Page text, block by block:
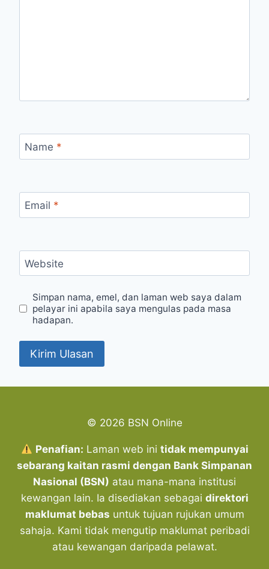
Name *
Email *
Website
Simpan nama, emel, dan laman web saya dalam
pelayar ini apabila saya mengulas pada masa
hadapan.
© 2026 BSN Online
Penafian: Laman web ini tidak mempunyai
sebarang kaitan rasmi dengan Bank Simpanan
Nasional (BSN) atau mana-mana institusi
kewangan lain. Ia disediakan sebagai direktori
maklumat bebas untuk tujuan rujukan umum
sahaja. Kami tidak mengutip maklumat peribadi
atau kewangan daripada pelawat.